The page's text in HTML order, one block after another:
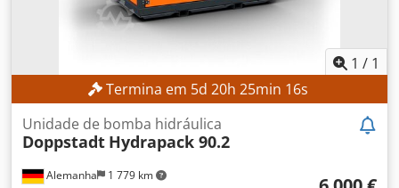
1 / 1
Termina em 5d 20h 25min 14s
Alemanha 1 779 km
Unidade de bomba hidráulica
Doppstadt Hydrapack 90.2